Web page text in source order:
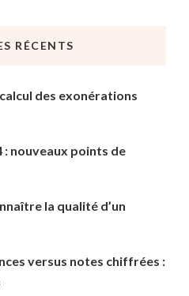
RÉCENTS
des exonérations
nouveaux points de
la qualité d’un
versus notes chiffrées :